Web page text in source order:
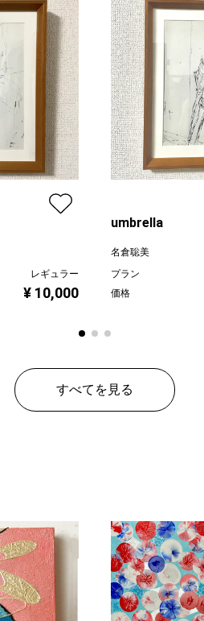
レギュラー
¥ 10,000
umbrella
名倉聡美
プラン
価格
すべてを見る